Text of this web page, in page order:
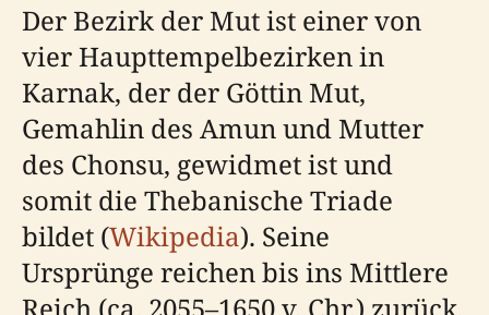
Der Bezirk der Mut ist einer von
vier Haupttempelbezirken in
Karnak, der der Göttin Mut,
Gemahlin des Amun und Mutter
des Chonsu, gewidmet ist und
somit die Thebanische Triade
bildet (Wikipedia). Seine
Ursprünge reichen bis ins Mittlere
Reich (ca. 2055–1650 v. Chr.) zurück,